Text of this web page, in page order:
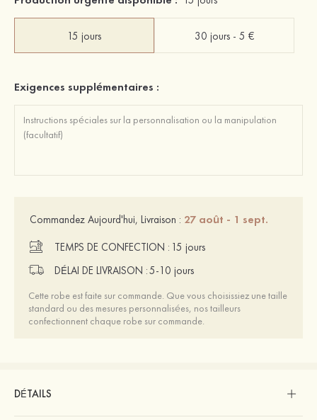
15 jours 30 jours - 5 €
Exigences supplémentaires :
Commandez Aujourd'hui, Livraison : 27 août - 1 sept.
TEMPS DE CONFECTION : 15 jours
DÉLAI DE LIVRAISON :5-10 jours
Cette robe est faite sur commande. Que vous choisissiez une taille
standard ou des mesures personnalisées, nos tailleurs
confectionnent chaque robe sur commande.
DÉTAILS